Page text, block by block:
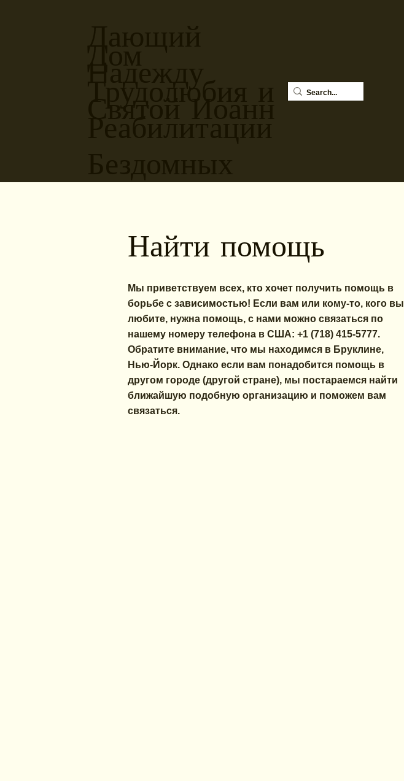
Найти помощь
Мы приветствуем всех, кто хочет получить помощь в
борьбе с зависимостью! Если вам или кому-то, кого вы
любите, нужна помощь, с нами можно связаться по
нашему номеру телефона в США: +1 (718) 415-5777.
Обратите внимание, что мы находимся в Бруклине,
Нью-Йорк. Однако если вам понадобится помощь в
другом городе (другой стране), мы постараемся найти
ближайшую подобную организацию и поможем вам
связаться.